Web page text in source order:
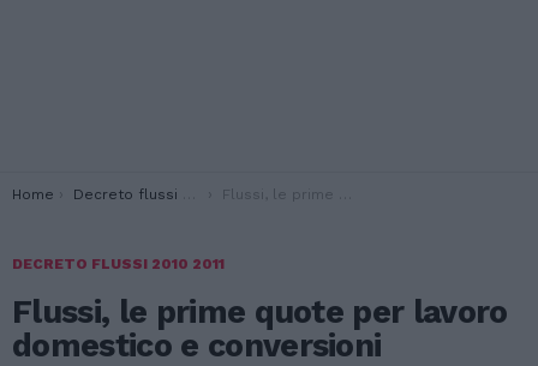
You are here:
Home Decreto flussi 2010 2011 Flussi, le prime quote per lavoro domestico e conversioni
DECRETO FLUSSI 2010 2011
Flussi, le prime quote per lavoro
domestico e conversioni